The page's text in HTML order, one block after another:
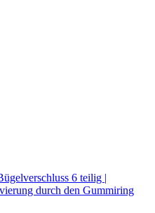
6 teilig |
durch den Gummiring